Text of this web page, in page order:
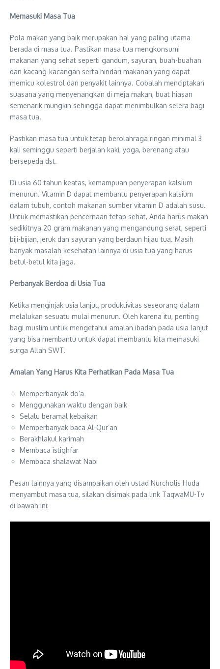
Memasuki Masa Tua
Pola makan yang baik merupakan hal yang paling utama
berada di masa tua. Pastikan masa tua mengkonsumi
makanan yang sehat seperti gandum, sayuran, buah-buahan
dan kacang-kacangan serta hindari makanan yang dapat
memicu kolestrol dan penyakit lainnya. Cobalah menciptakan
suasana yang menyenangkan di meja makan, buat hiasan
semenarik mungkin sehingga dapat menimbulkan selera bagi
masa tua.
Pastikan masa tua untuk tetap berolahraga ringan minimal 3
kali seminggu seperti berjalan kaki, yoga, berenang atau
bersepeda dst.
Di usia 60 tahun keatas, kemampuan penyerapan kalsium
menurun. Vitamin D dapat membantu penyerapan kalsium
dalam tubuh, contoh makanan sumber vitamin D adalah susu.
Untuk memastikan pencernaan tetap sehat, Anda harus makan
sedikitnya 20 gram makanan yang mengandung serat, seperti
biji-bijian, jeruk dan sayuran yang berdaun hijau tua. Masih
banyak masalah kesehatan lainnya di usia tua yang harus
betul-betul kita jaga.
Perbanyak Berdoa di Usia Tua
Ketika menginjak usia lanjut, produktivitas seseorang dalam
melalukan sesuatu mulai menurun. Oleh karena itu, penting
bagi muslim untuk mengetahui amalan ibadah pada usia lanjut
yang bisa membantu untuk dapat membantu kita memasuki
surga Allah SWT.
Amalan Yang Harus Kita Perhatikan Pada Masa Tua
Memperbanyak do’a
Menggunakan waktu dengan baik
Selalu beramal kebaikan
Memperbanyak baca Al-Qur’an
Berakhlakul karimah
Membaca istighfar
Membaca shalawat Nabi
Pesan lainnya yang disampaikan oleh ustad Nurcholis Huda
menyambut masa tua, silakan disimak pada link TaqwaMU-Tv
di bawah ini: